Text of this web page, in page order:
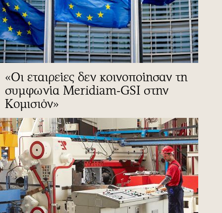
«Οι εταιρείες δεν κοινοποίησαν τη
συμφωνία Meridiam-GSI στην
Κομισιόν»